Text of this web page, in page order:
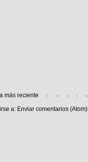
más reciente
a: Enviar comentarios (Atom)